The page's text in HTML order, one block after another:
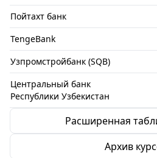
Пойтахт банк
TengeBank
Узпромстройбанк (SQB)
Центральный банк
Республики Узбекистан
Расширенная
Архив